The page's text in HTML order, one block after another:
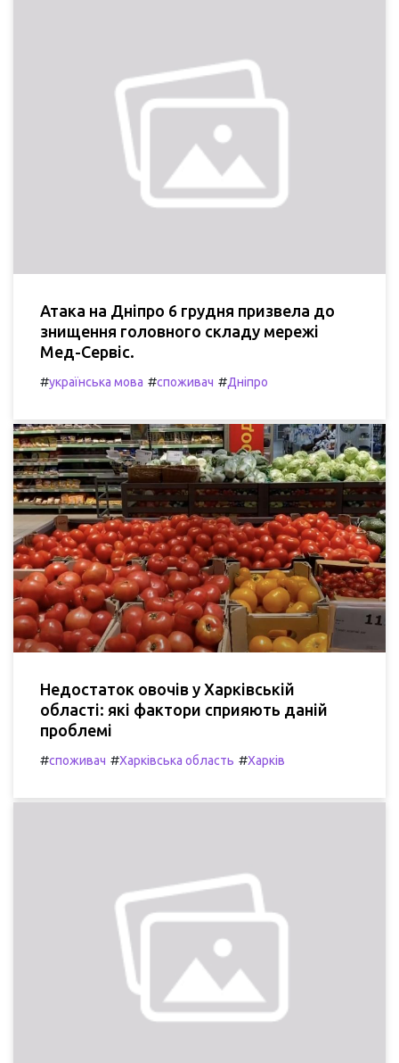
Атака на Дніпро 6 грудня призвела до
знищення головного складу мережі
Мед-Сервіс.
#українська мова #споживач #Дніпро
Недостаток овочів у Харківській
області: які фактори сприяють даній
проблемі
#споживач #Харківська область #Харків